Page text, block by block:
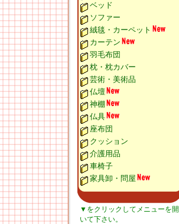
ベッド
ソファー
絨毯・カーペット
カーテン
羽毛布団
枕・枕カバー
芸術・美術品
仏壇
神棚
仏具
座布団
クッション
介護用品
車椅子
家具卸・問屋
▼をクリックしてメニューを開
いて下さい。